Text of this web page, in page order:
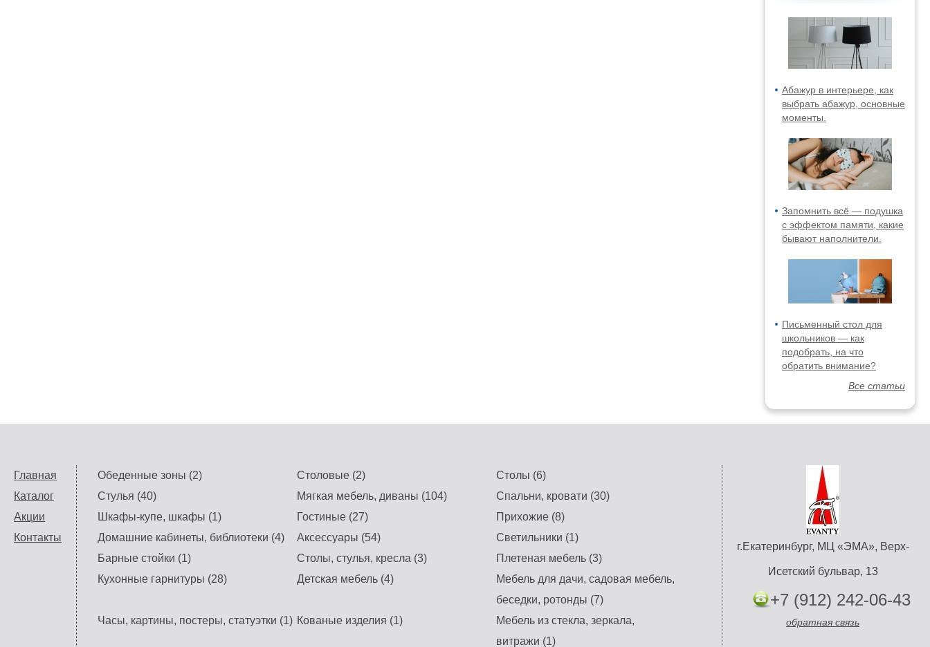
Абажур в интерьере, как
выбрать абажур, основные
моменты.
Запомнить всё — подушка
с эффектом памяти, какие
бывают наполнители.
Письменный стол для
школьников — как
подобрать, на что
обратить внимание?
Все статьи
Главная
Каталог
Акции
Контакты
г.Екатеринбург, МЦ «ЭМА», Верх-
Исетский бульвар, 13
+7 (912) 242-06-43
обратная связь
Обеденные зоны (2) Столовые (2)
Столы (6)
Стулья (40)
Мягкая мебель, диваны (104)
Спальни, кровати (30)
Шкафы-купе, шкафы (1)
Гостиные (27)
Прихожие (8)
Домашние кабинеты, библиотеки (4)
Аксессуары (54)
Светильники (1)
Барные стойки (1)
Столы, стулья, кресла (3)
Плетеная мебель (3)
Кухонные гарнитуры (28)
Детская мебель (4)
Мебель для дачи, садовая мебель,
беседки, ротонды (7)
Часы, картины, постеры, статуэтки (1) Кованые изделия (1)
Мебель из стекла, зеркала,
витражи (1)